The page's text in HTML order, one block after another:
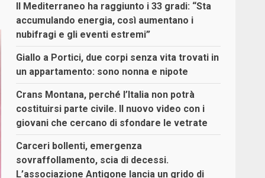
Il Mediterraneo ha raggiunto i 33 gradi: “Sta
accumulando energia, così aumentano i
nubifragi e gli eventi estremi”
Giallo a Portici, due corpi senza vita trovati in
un appartamento: sono nonna e nipote
Crans Montana, perché l’Italia non potrà
costituirsi parte civile. Il nuovo video con i
giovani che cercano di sfondare le vetrate
Carceri bollenti, emergenza
sovraffollamento, scia di decessi.
L’associazione Antigone lancia un grido di